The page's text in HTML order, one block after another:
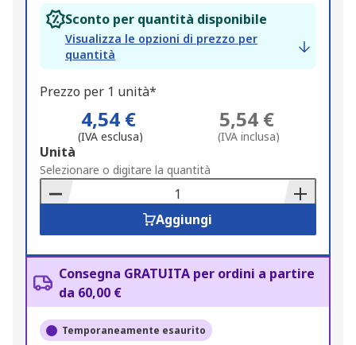
Sconto per quantità disponibile
Visualizza le opzioni di prezzo per
quantità
Prezzo per 1 unità*
4,54 €
(IVA esclusa)
5,54 €
(IVA inclusa)
Add
to
Basket
Unità
Selezionare o digitare la quantità
Aggiungi
Consegna GRATUITA per ordini a partire
da 60,00 €
Temporaneamente esaurito